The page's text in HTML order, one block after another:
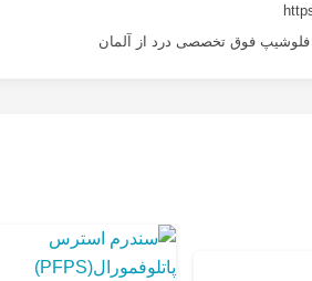
فوق تخصصی درد از آلمان